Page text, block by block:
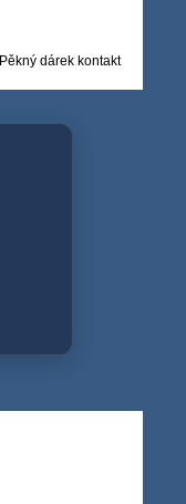
Pěkný dárek kontakt